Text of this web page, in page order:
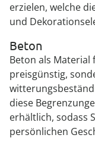
erzielen, welche
und
Beton
Beton als
preisgünstig,
diese
erhältlich, sodass
persönlichen